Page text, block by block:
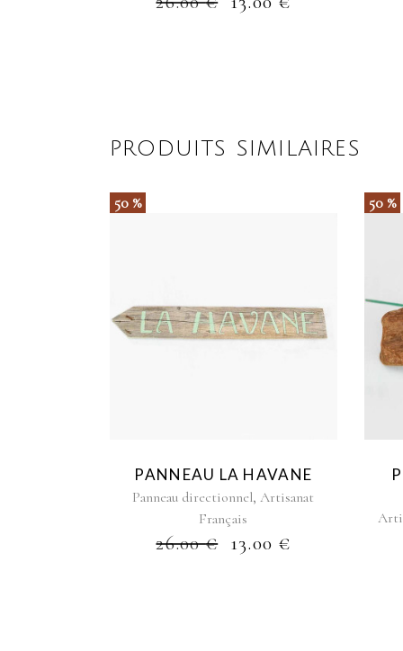
PRODUITS SIMILAIRES
50 %
PANNEAU LA HAVANE
Panneau directionnel,Artisanat
Français
26.00€ 13.00 €
50 %